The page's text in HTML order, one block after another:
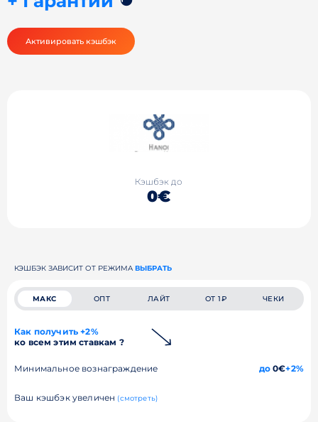
Активировать кэшбэк
Кэшбэк до
0€
КЭШБЭК ЗАВИСИТ ОТ РЕЖИМА ВЫБРАТЬ
МАКС ОПТ ЛАЙТ ОТ 1₽ ЧЕКИ
Как получить +2%
ко всем этим ставкам ?
Минимальное вознаграждение до0€+2%
Ваш кэшбэк увеличен (смотреть)